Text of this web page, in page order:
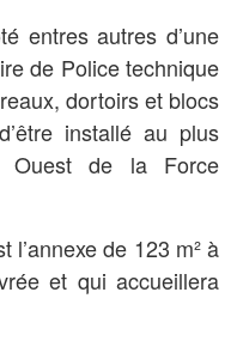
entres autres d’une
de Police technique
dortoirs et blocs
installé au plus
Ouest de la Force
l’annexe de 123 m² à
et qui accueillera